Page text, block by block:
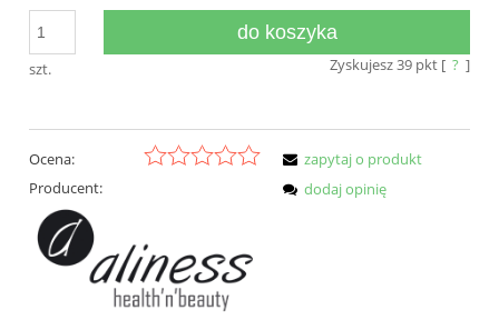
szt.
do koszyka
Zyskujesz39pkt [ ? ]
Ocena:
Producent:
zapytaj o produkt
dodaj opinię